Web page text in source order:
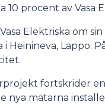
10 procent av
Elektriska om
i Heinineva, Lappo.
fortskrider
nya mätarna